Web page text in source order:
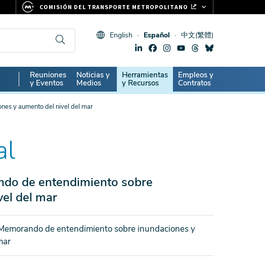
English Español 中文(繁體)
Secondary
Nav
Reuniones
y Eventos
Noticias y
Medios
Herramientas
y Recursos
Empleos y
Contratos
y aumento del nivel del mar
de entendimiento sobre
del mar
de entendimiento sobre inundaciones y
COMISIÓN DEL TRANSPORTE METROPOLITANO
CLIPPER CARD
511.ORG